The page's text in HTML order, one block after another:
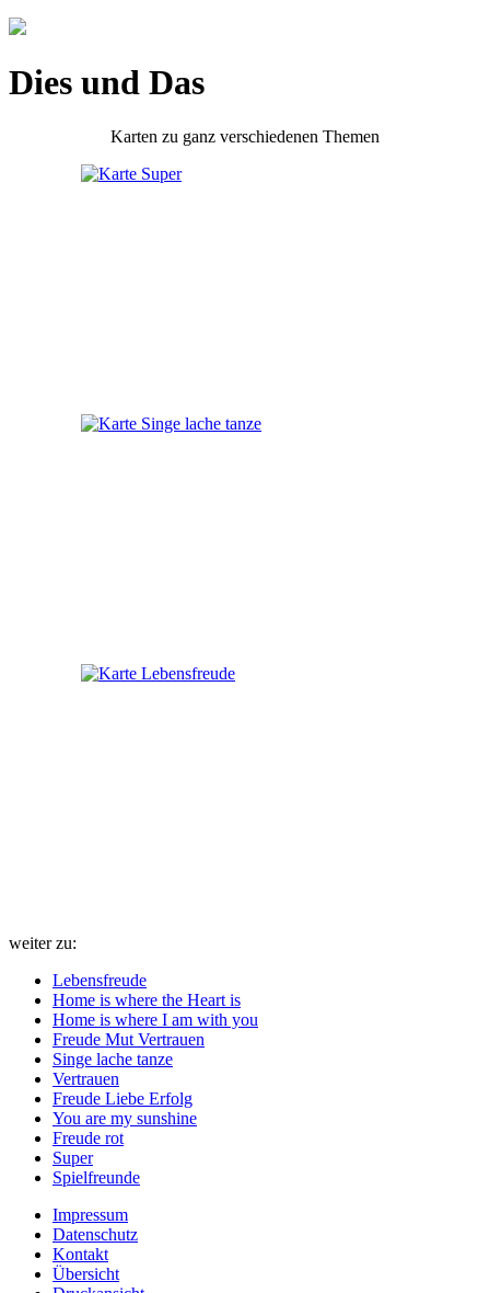
Dies und Das
Karten zu ganz verschiedenen Themen
weiter zu:
Lebensfreude
Home is where the Heart is
Home is where I am with you
Freude Mut Vertrauen
Singe lache tanze
Vertrauen
Freude Liebe Erfolg
You are my sunshine
Freude rot
Super
Spielfreunde
Impressum
Datenschutz
Kontakt
Übersicht